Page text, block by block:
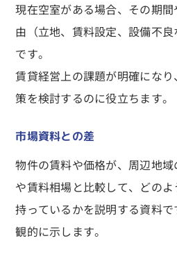
現在空室がある場合、その期
由（立地、賃料設定、設備不
です。
賃貸経営上の課題が明確にな
策を検討するのに役立ちます。
市場資料との差
物件の賃料や価格が、周辺地
や賃料相場と比較して、どの
持っているかを説明する資料
観的に示します。